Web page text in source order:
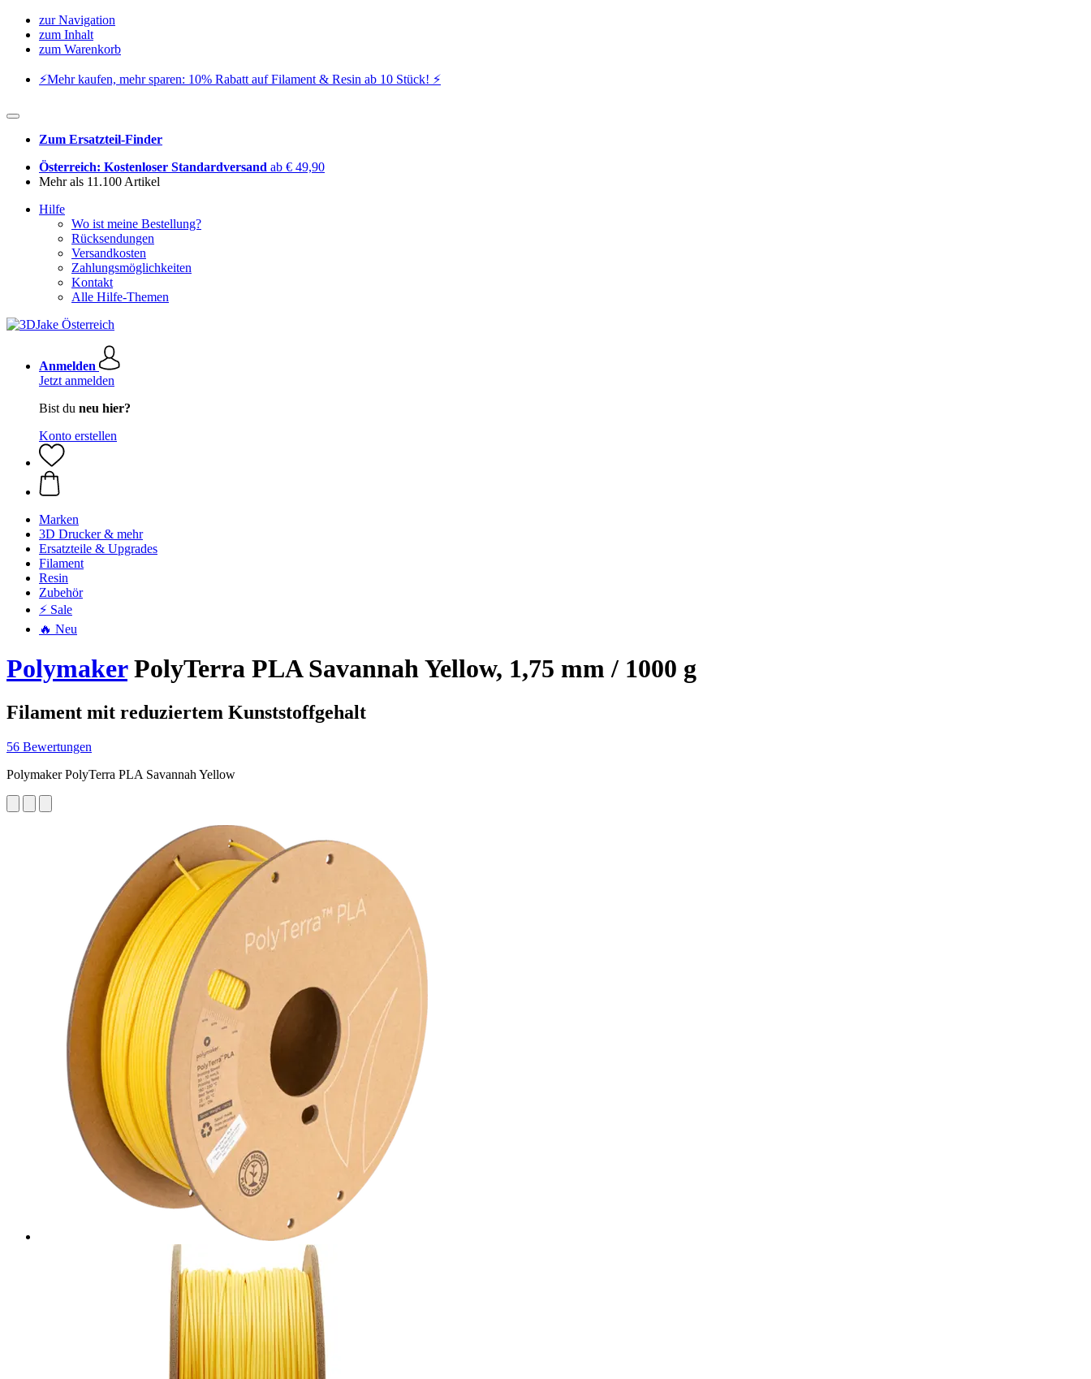
zur Navigation
zum Inhalt
zum Warenkorb
⚡️Mehr kaufen, mehr sparen: 10% Rabatt auf Filament & Resin ab 10 Stück! ⚡️
Zum Ersatzteil-Finder
Österreich: Kostenloser Standardversand ab € 49,90
Mehr als 11.100 Artikel
Hilfe
Wo ist meine Bestellung?
Rücksendungen
Versandkosten
Zahlungsmöglichkeiten
Kontakt
Alle Hilfe-Themen
Anmelden
Jetzt anmelden
Bist du neu hier?
Konto erstellen
Marken
3D Drucker & mehr
Ersatzteile & Upgrades
Filament
Resin
Zubehör
⚡ Sale
🔥 Neu
PolymakerPolyTerra PLA Savannah Yellow, 1,75 mm / 1000 g
Filament mit reduziertem Kunststoffgehalt
56 Bewertungen
Polymaker PolyTerra PLA Savannah Yellow